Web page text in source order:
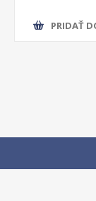
PRIDAŤ